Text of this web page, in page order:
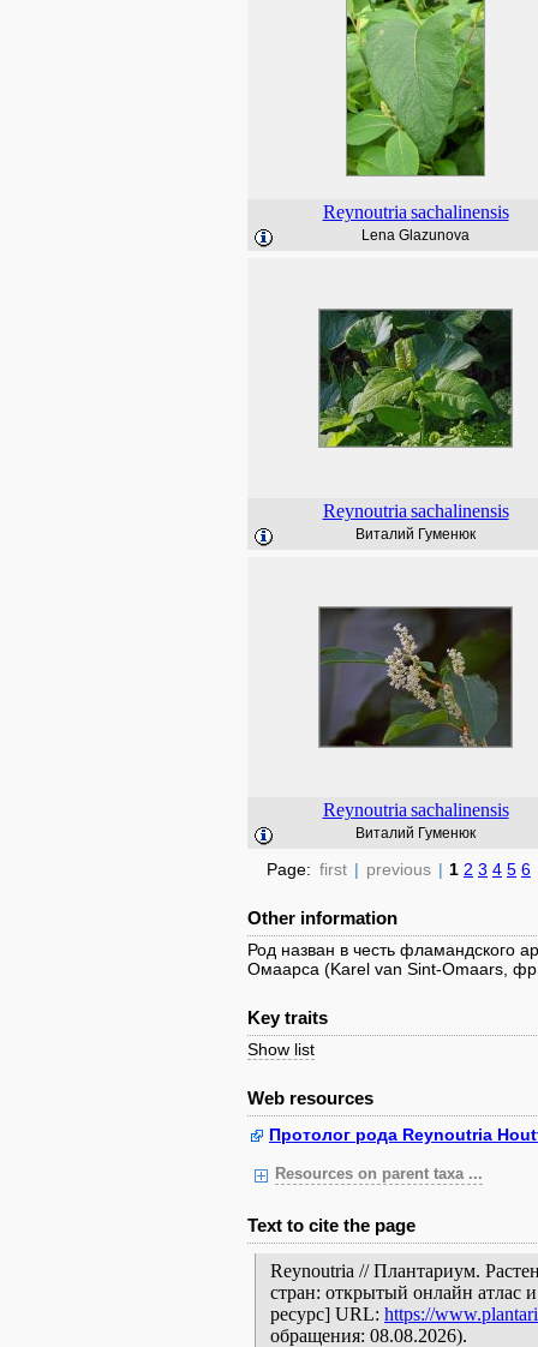
Reynoutria sachalinensis
Lena Glazunova
Reynoutria sachalinensis
Виталий Гуменюк
Reynoutria sachalinensis
Виталий Гуменюк
Page: first | previous | 1 2 3 4 5 6
Other information
Род назван в честь фламандского
Омаарса (Karel van Sint-Omaars,
Key traits
Show list
Web resources
Протолог рода Reynoutria
Resources on parent taxa ...
Text to cite the page
Reynoutria // Плантариум.
стран: открытый онлайн атлас
ресурс] URL: https://
обращения: 08.08.2026).